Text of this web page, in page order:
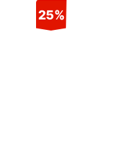
25%